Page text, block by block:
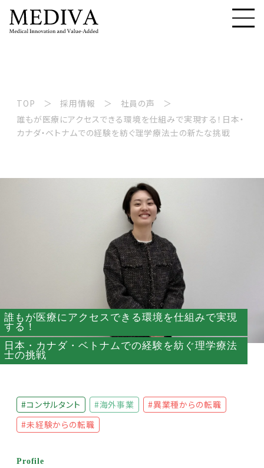
#医療コンサルタント
TOP 採用情報
社員の声
誰もが医療にアクセスできる環境を仕組みで実現する！日本・
カナダ・ベトナムでの経験を紡ぐ理学療法士の新たな挑戦
誰もが医療にアクセスできる環境を仕組みで実現
する！
日本・カナダ・ベトナムでの経験を紡ぐ理学療法
士の挑戦
#コンサルタント #海外事業
#異業種からの転職
#未経験からの転職
Profile